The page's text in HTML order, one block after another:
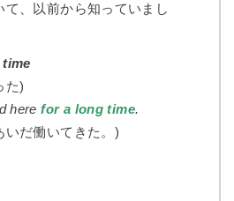
て、以前から知っていまし
た)
herefor a long time.
いだ働いてきた。)